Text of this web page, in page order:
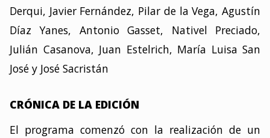
Derqui, Javier Fernández, Pilar de la Vega, Agustín
Díaz Yanes, Antonio Gasset, Nativel Preciado,
Julián Casanova, Juan Estelrich, María Luisa San
José y José Sacristán
CRÓNICA DE LA EDICIÓN
El programa comenzó con la realización de un